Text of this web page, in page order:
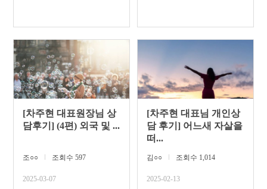
[차주현 대표원장님 상
담후기] (4편) 외국 및 ...
조○○ 조회수 597
2025-03-07
[차주현 대표님 개인상
담 후기] 어느새 자살을
떠...
김○○ 조회수 1,014
2025-02-13